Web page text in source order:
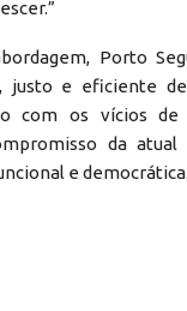
Porto
justo e eficiente
com os vícios de
da atual
e democrática.